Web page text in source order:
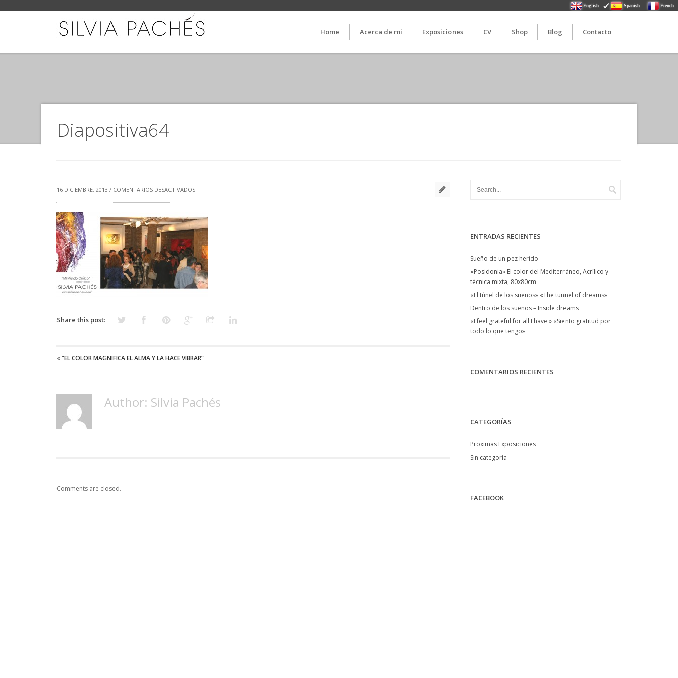
English Spanish French
Home Acerca de mi Exposiciones CV Shop Blog Contacto
Diapositiva64
16 DICIEMBRE, 2013 / COMENTARIOS DESACTIVADOSEN
Share this post:
«“EL COLOR MAGNIFICA EL ALMA Y LA HACE VIBRAR”
Author: Silvia Pachés
Comments are closed.
ENTRADAS RECIENTES
Sueño de un pez herido
«Posidonia» El color del Mediterráneo, Acrílico y
técnica mixta, 80x80cm
«El túnel de los sueños» «The tunnel of dreams»
Dentro de los sueños – Inside dreams
«I feel grateful for all I have » «Siento gratitud por
todo lo que tengo»
COMENTARIOS RECIENTES
CATEGORÍAS
Proximas Exposiciones
Sin categoría
FACEBOOK